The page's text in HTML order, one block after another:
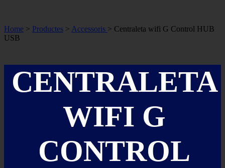
Home > Productes > Accessoris > Centraleta wifi G Control HUB
USB
CENTRALETA
WIFI G
CONTROL